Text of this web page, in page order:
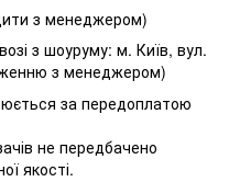
з менеджером)
з шоуруму: м. Київ, вул.
з менеджером)
за передоплатою
не передбачено
якості.